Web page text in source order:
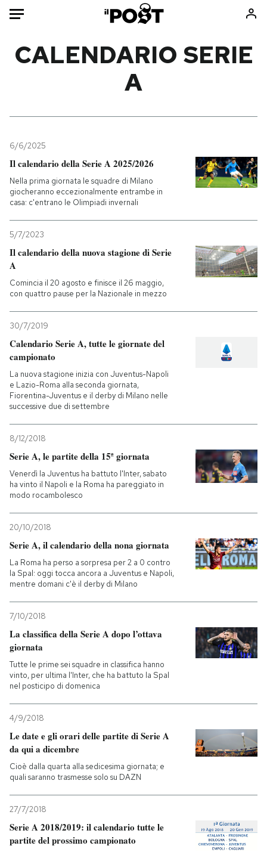
Mondo
Tecnologia
Internet
Scienza
Cultura
Economia
Sport
Libri
Ok Boomer!
Media
Altrecose
PODCAST
NEWSLETTER
I MIEI PREFERITI
SHOP
AREA PERSONALE
Entra
CALENDARIO SERIE
A
6/6/2025
Il calendario della Serie A 2025/2026
Nella prima giornata le squadre di Milano
giocheranno eccezionalmente entrambe in
casa: c'entrano le Olimpiadi invernali
5/7/2023
Il calendario della nuova stagione di Serie
A
Comincia il 20 agosto e finisce il 26 maggio,
con quattro pause per la Nazionale in mezzo
30/7/2019
Calendario Serie A, tutte le giornate del
campionato
La nuova stagione inizia con Juventus-Napoli
e Lazio-Roma alla seconda giornata,
Fiorentina-Juventus e il derby di Milano nelle
successive due di settembre
8/12/2018
Serie A, le partite della 15ª giornata
Venerdì la Juventus ha battuto l'Inter, sabato
ha vinto il Napoli e la Roma ha pareggiato in
modo rocambolesco
20/10/2018
Serie A, il calendario della nona giornata
La Roma ha perso a sorpresa per 2 a 0 contro
la Spal: oggi tocca ancora a Juventus e Napoli,
mentre domani c'è il derby di Milano
7/10/2018
La classifica della Serie A dopo l’ottava
giornata
Tutte le prime sei squadre in classifica hanno
vinto, per ultima l'Inter, che ha battuto la Spal
nel posticipo di domenica
4/9/2018
Le date e gli orari delle partite di Serie A
da qui a dicembre
Cioè dalla quarta alla sedicesima giornata; e
quali saranno trasmesse solo su DAZN
27/7/2018
Serie A 2018/2019: il calendario tutte le
partite del prossimo campionato